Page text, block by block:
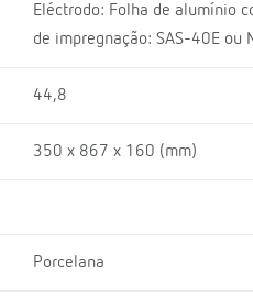
Eléctrodo: Folha de alumínio
de impregnação: SAS-40E ou
44,8
350 x 867 x 160 (mm)
Porcelana